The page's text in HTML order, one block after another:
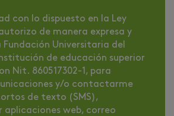
con lo dispuesto en la Ley
de manera expresa y
Universitaria del
de educación superior
Nit. 860517302-1, para
y/o contactarme
de texto (SMS),
aplicaciones web, correo